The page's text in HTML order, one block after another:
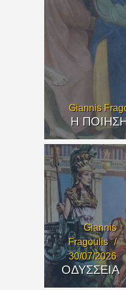
Giannis
Η
Giannis
Fragoulis
30/07/2026
ΟΔΥΣΣΕΙΑ